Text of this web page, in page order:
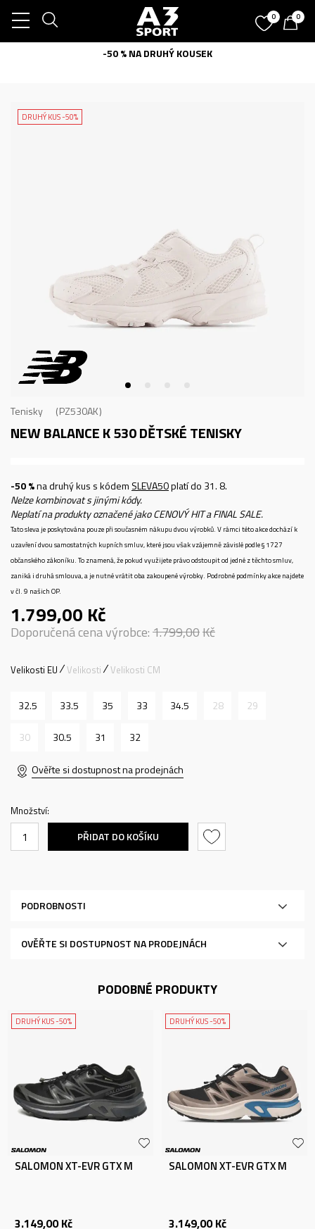
0 0
-50 % NA DRUHÝ KOUSEK
DRUHÝ KUS -50%
Tenisky PZ530AK
NEW BALANCE K 530DĚTSKÉ TENISKY
-50 %na druhý kus s kódem SLEVA50platí do 31. 8.
Nelze kombinovat s jinými kódy.
Neplatí na produkty označené jako CENOVÝ HIT a FINAL SALE.
Tato sleva je poskytována pouze při současném nákupu dvou výrobků. V rámci této akce dochází k
uzavření dvou samostatných kupních smluv, které jsou však vzájemně závislé podle § 1727
občanského zákoníku. To znamená, že pokud využijete právo odstoupit od jedné z těchto smluv,
zaniká i druhá smlouva, a je nutné vrátit oba zakoupené výrobky. Podrobné podmínky akce najdete
v čl. 9 našich OP.
1.799,00 Kč
Doporučená cena výrobce:1.799,00Kč
Velikosti EU Velikosti Velikosti CM
32.5 33.5 35 33 34.5 28 29
30 30.5 31 32
Ověřte si dostupnost na prodejnách
Množství:
PŘIDAT DO KOŠÍKU
PODROBNOSTI
OVĚŘTE SI DOSTUPNOST NA PRODEJNÁCH
PODOBNÉ PRODUKTY
DRUHÝ KUS -50%
SALOMON XT-EVR GTX M
3.149,00 Kč
DRUHÝ KUS -50%
SALOMON XT-EVR GTX M
3.149,00 Kč